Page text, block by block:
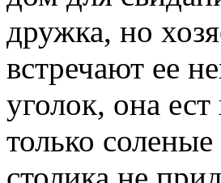
дружка, но
встречают ее
уголок, она
только